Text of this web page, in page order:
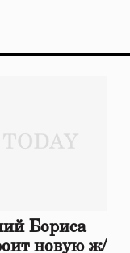
Бориса
новую ж/